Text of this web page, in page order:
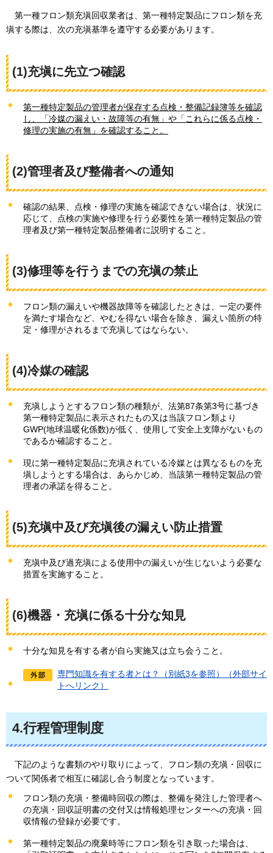
第一種フロン類充塡回収業者は 、第一種特定製品にフロン類を充
塡する際は、次の充塡基準を遵守する必要があります。
(1)充塡に先立つ確認
第一種特定製品の管理者が保存する点検・整備記録簿等を確認
し、「冷媒の漏えい・故障等の有無」や「これらに係る点検・
修理の実施の有無」を確認すること。
(2)管理者及び整備者への通知
確認の結果、点検・修理の実施を確認できない場合は、状況に
応じて、点検の実施や修理を行う必要性を第一種特定製品の管
理者及び第一種特定製品整備者に説明すること。
(3)修理等を行うまでの充塡の禁止
フロン類の漏えいや機器故障等を確認したときは、一定の要件
を満たす場合など、やむを得ない場合を除き、漏えい箇所の特
定・修理がされるまで充塡してはならない。
(4)冷媒の確認
充塡しようとするフロン類の種類が、法第87条第3号に基づき
第一種特定製品に表示されたもの又は当該フロン類より
GWP(地球温暖化係数)が低く、使用して安全上支障がないもの
であるか確認すること。
現に第一種特定製品に充塡されている冷媒とは異なるものを充
塡しようとする場合は、あらかじめ、当該第一種特定製品の管
理者の承諾を得ること。
(5)充塡中及び充塡後の漏えい防止措置
充塡中及び過充塡による使用中の漏えいが生じないよう必要な
措置を実施すること。
(6)機器・充塡に係る十分な知見
十分な知見を有する者が自ら実施又は立ち会うこと。
専門知識を有する者とは？（別紙3を参照）（外部サイ
トへリンク）
4.行程管理制度
下記のような書類のやり取りによって 、フロン類の充塡・回収に
ついて関係者で相互に確認し合う制度となっています。
フロン類の充塡・整備時回収の際は、整備を発注した管理者へ
の充塡・回収証明書の交付又は情報処理センターへの充塡・回
収情報の登録が必要です。
第一種特定製品の廃棄時等にフロン類を引き取った場合は、